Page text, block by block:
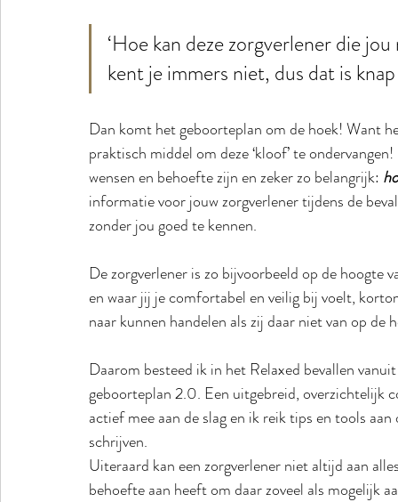
‘Hoe kan deze zorgverlener die
kent je immers niet, dus dat is knap
Dan komt het geboorteplan om de hoek! Want
praktisch middel om deze ‘kloof’ te
wensen en behoefte zijn en zeker zo belangrijk:
informatie voor jouw zorgverlener tijdens de
zonder jou goed te kennen.
De zorgverlener is zo bijvoorbeeld op de hoogte
en waar jij je comfortabel en veilig bij voelt,
naar kunnen handelen als zij daar niet van op
Daarom besteed ik in het Relaxed bevallen
geboorteplan 2.0. Een uitgebreid, overzichtelijk
actief mee aan de slag en ik reik tips en tools
schrijven.
Uiteraard kan een zorgverlener niet altijd aan
behoefte aan heeft om daar zoveel als mogelijk